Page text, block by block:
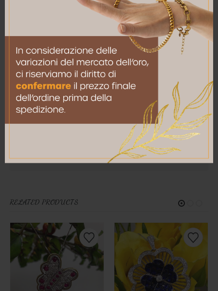
Nome*
Email*
Salva il mio nome, email e sito web in questo
browser per la prossima volta che commento.
RELATED PRODUCTS